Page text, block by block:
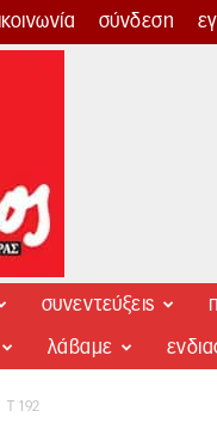
σύνδεση
συνεντεύξεις
λάβαμε
Τ 192